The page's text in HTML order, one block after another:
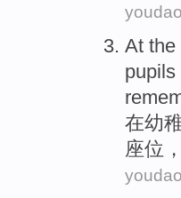
youdao
At the
pupils
在幼
座位
youdao